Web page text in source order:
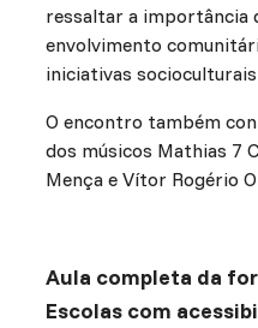
ressaltar a importância
envolvimento
iniciativas
O encontro também
dos músicos Mathias 7
Mença e Vítor Rogério
Aula completa da
Escolas com